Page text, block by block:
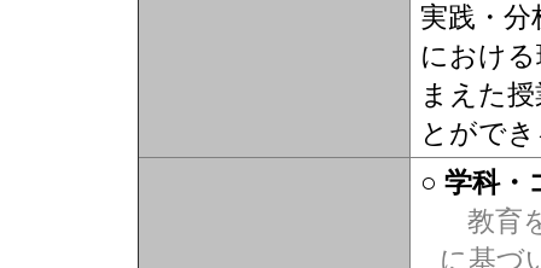
実践・
におけ
まえた
とがで
○ 学科・
教育
に基づ